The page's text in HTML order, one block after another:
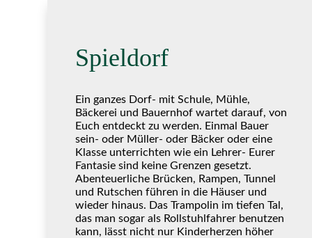
Spieldorf
Ein ganzes Dorf- mit Schule, Mühle,
Bäckerei und Bauernhof wartet darauf, von
Euch entdeckt zu werden. Einmal Bauer
sein- oder Müller- oder Bäcker oder eine
Klasse unterrichten wie ein Lehrer- Eurer
Fantasie sind keine Grenzen gesetzt.
Abenteuerliche Brücken, Rampen, Tunnel
und Rutschen führen in die Häuser und
wieder hinaus. Das Trampolin im tiefen Tal,
das man sogar als Rollstuhlfahrer benutzen
kann, lässt nicht nur Kinderherzen höher